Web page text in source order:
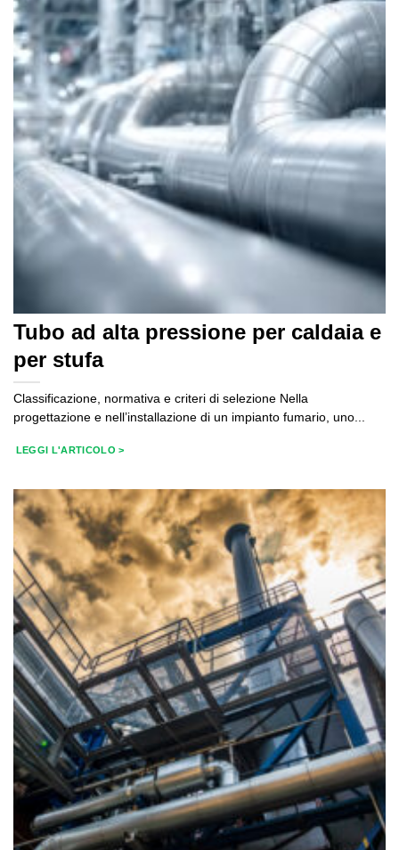
Tubo ad alta pressione per caldaia e
per stufa
Classificazione, normativa e criteri di selezione Nella
progettazione e nell’installazione di un impianto fumario, uno...
LEGGI L'ARTICOLO >